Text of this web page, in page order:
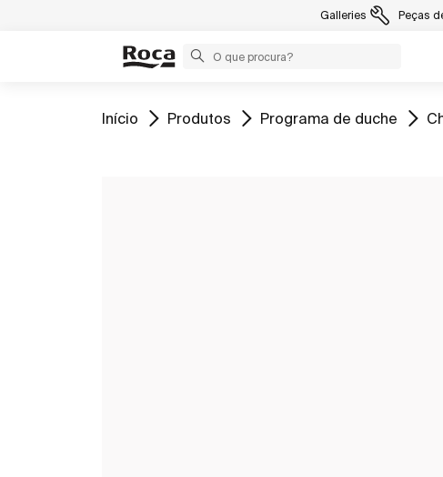
Galleries Peças
Ir para
Início Ir para
Produtos Ir para
Programa de duche Ir